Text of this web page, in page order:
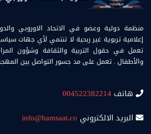
منظمة دولية وعضو في الاتحاد الاوروبي
إعلامية تربوية غير ربحية لا تنتمي لأي جهات
تعمل في حقول التربية والثقافة وشؤون
والأطفال . تعمل على مد جسور التواصل بين المهجر
هاتف 004522382214
البريد الالكتروني info@hamsaat.co